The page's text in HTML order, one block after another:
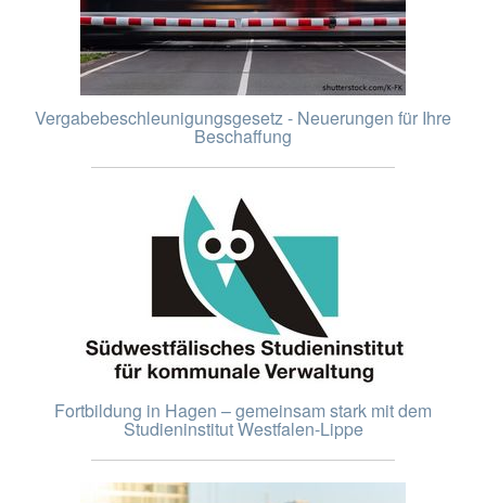
Vergabebeschleunigungsgesetz - Neuerungen für Ihre
Beschaffung
Fortbildung in Hagen – gemeinsam stark mit dem
Studieninstitut Westfalen-Lippe